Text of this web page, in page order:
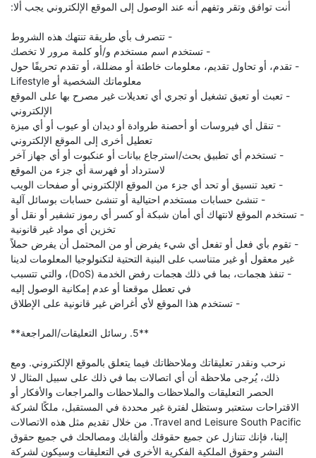
أنت توافق وتقر وتفهم أنه عند الوصول إلى الموقع الإلكتروني يجب ألا:
- تتصرف بأي طريقة تنتهك هذه الشروط
- تستخدم اسم مستخدم و/أو كلمة مرور لا تخصك
- تقدم، أو تحاول تقديم، معلومات خاطئة أو مضللة، أو تقدم تحريفًا حول
معلوماتك الشخصية أو Lifestyle
- تعبث أو تعيق تشغيل أو تجري أي تعديلات غير مصرح بها على الموقع
الإلكتروني
- تنقل أي فيروسات أو أحصنة طروادة أو ديدان أو عيوب أو أي ميزة
تعطيل أخرى إلى الموقع الإلكتروني
- تستخدم أي تطبيق بحث/استرجاع بيانات أو عنكبوت أو أي جهاز آخر
لاسترداد أو فهرسة أي جزء من الموقع
- تعيد تنسيق أو تحد أي جزء من الموقع الإلكتروني أو صفحات الويب
- تنشئ حسابات مستخدم احتيالية أو تنشئ حسابات بوسائل آلية
- تستخدم الموقع لانتهاك أي أمان شبكة أو كسر أي رموز تشفير أو نقل أو
تخزين أي مواد غير قانونية
- تقوم بأي فعل أو تفعل أي شيء يفرض أو من المحتمل أن يفرض حملاً
غير معقول أو غير متناسب على البنية التحتية لتكنولوجيا المعلومات لدينا
- تنفذ هجمات، بما في ذلك هجمات رفض الخدمة (DoS)، والتي تتسبب
في تعطل موقعنا أو عدم إمكانية الوصول إليه
- تستخدم هذا الموقع لأي أغراض غير قانونية على الإطلاق
**5. رسائل التعليقات/المراجعة**
نرحب ونقدر تعليقاتك وملاحظاتك فيما يتعلق بالموقع الإلكتروني. ومع
ذلك، يُرجى ملاحظة أن أي اتصالات بما في ذلك على سبيل المثال لا
الحصر التعليقات والملاحظات والملاحظات والمراجعات والأفكار أو
الاقتراحات ستعتبر وستظل لفترة غير محددة في المستقبل، ملكًا لشركة
Travel and Leisure South Pacific. من خلال تقديم مثل هذه الاتصالات
إلينا، فإنك تتنازل عن جميع حقوقك وألقابك ومصالحك في جميع حقوق
النشر وحقوق الملكية الفكرية الأخرى في التعليقات وسيكون لشركة